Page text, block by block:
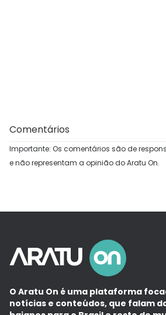
Comentários
Importante: Os comentários são de
e não representam a opinião do Aratu On.
O Aratu On é uma plataforma
notícias e conteúdos, que falam